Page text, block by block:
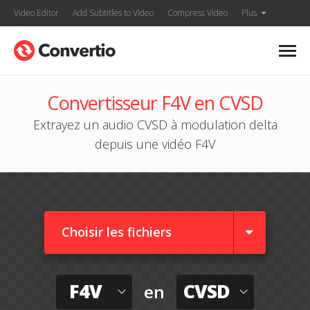
Video Editor Add Subtitles to Video Compress Video Plus
Convertisseur F4V en CVSD
Extrayez un audio CVSD à modulation delta
depuis une vidéo F4V
Choisir les fichiers
F4V en CVSD